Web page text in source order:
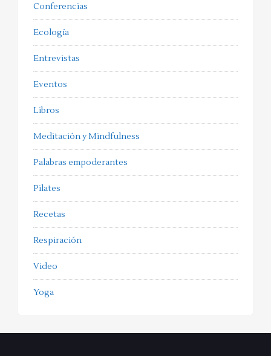
Conferencias
Ecología
Entrevistas
Eventos
Libros
Meditación y Mindfulness
Palabras empoderantes
Pilates
Recetas
Respiración
Video
Yoga